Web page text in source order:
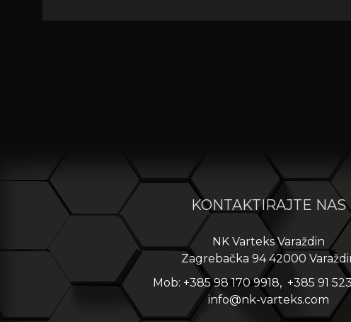
KONTAKTIRAJTE NAS
NK Varteks Varaždin
Zagrebačka 94 42000
Mob: +385 98 170 9918, +385 91
info@nk-varteks.com